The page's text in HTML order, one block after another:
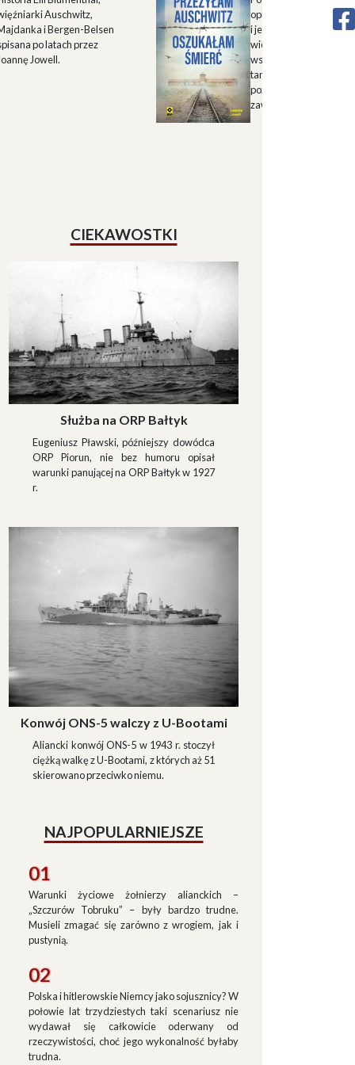
Auschwitz,
i Bergen-Belsen
po latach przez
Jowell.
opisu historii Górnego
i jego mieszkańców w
wieku oraz zapisu
wspomnień
tamtych terenów, które
pozwalają lepiej
zawiłe koleje losu
CIEKAWOSTKI
Służba na ORP Bałtyk
Eugeniusz Pławski, późniejszy dowódca
ORP Piorun, nie bez humoru opisał
warunki panującej na ORP Bałtyk w 1927
r.
Konwój ONS-5 walczy z U-Bootami
Aliancki konwój ONS-5 w 1943 r. stoczył
ciężką walkę z U-Bootami, z których aż 51
skierowano przeciwko niemu.
NAJPOPULARNIEJSZE
01
Warunki życiowe żołnierzy alianckich –
„Szczurów Tobruku” – były bardzo trudne.
Musieli zmagać się zarówno z wrogiem, jak i
pustynią.
02
Polska i hitlerowskie Niemcy jako sojusznicy? W
połowie lat trzydziestych taki scenariusz nie
wydawał się całkowicie oderwany od
rzeczywistości, choć jego wykonalność byłaby
trudna.